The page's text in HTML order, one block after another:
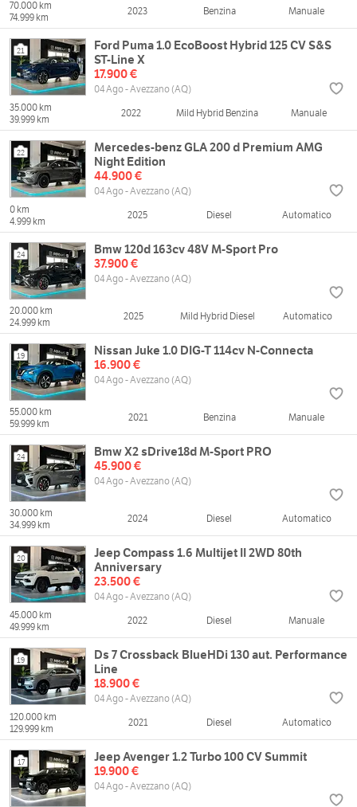
70.000 km
74.999 km
2023 Benzina Manuale
21
Ford Puma 1.0 EcoBoost Hybrid 125 CV S&S
ST-Line X
17.900 €
04 Ago - Avezzano (AQ)
35.000 km
39.999 km
2022 Mild Hybrid Benzina Manuale
22
Mercedes-benz GLA 200 d Premium AMG
Night Edition
44.900 €
04 Ago - Avezzano (AQ)
0 km
4.999 km
2025 Diesel Automatico
24
Bmw 120d 163cv 48V M-Sport Pro
37.900 €
04 Ago - Avezzano (AQ)
20.000 km
24.999 km
2025 Mild Hybrid Diesel Automatico
19
Nissan Juke 1.0 DIG-T 114cv N-Connecta
16.900 €
04 Ago - Avezzano (AQ)
55.000 km
59.999 km
2021 Benzina Manuale
24
Bmw X2 sDrive18d M-Sport PRO
45.900 €
04 Ago - Avezzano (AQ)
30.000 km
34.999 km
2024 Diesel Automatico
20
Jeep Compass 1.6 Multijet II 2WD 80th
Anniversary
23.500 €
04 Ago - Avezzano (AQ)
45.000 km
49.999 km
2022 Diesel Manuale
19
Ds 7 Crossback BlueHDi 130 aut. Performance
Line
18.900 €
04 Ago - Avezzano (AQ)
120.000 km
129.999 km
2021 Diesel Automatico
17
Jeep Avenger 1.2 Turbo 100 CV Summit
19.900 €
04 Ago - Avezzano (AQ)